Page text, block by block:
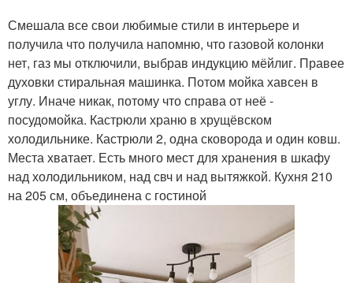
Смешала все свои любимые стили в интерьере и
получила что получила напомню, что газовой колонки
нет, газ мы отключили, выбрав индукцию мёйлиг. Правее
духовки стиральная машинка. Потом мойка хавсен в
углу. Иначе никак, потому что справа от неё -
посудомойка. Кастрюли храню в хрущёвском
холодильнике. Кастрюли 2, одна сковорода и один ковш.
Места хватает. Есть много мест для хранения в шкафу
над холодильником, над свч и над вытяжкой. Кухня 210
на 205 см, объединена с гостиной